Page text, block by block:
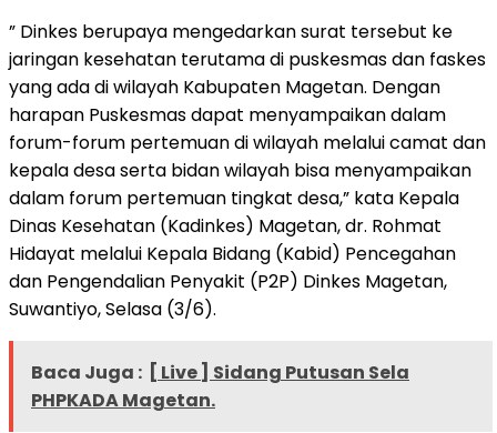
” Dinkes berupaya mengedarkan surat tersebut ke
jaringan kesehatan terutama di puskesmas dan faskes
yang ada di wilayah Kabupaten Magetan. Dengan
harapan Puskesmas dapat menyampaikan dalam
forum-forum pertemuan di wilayah melalui camat dan
kepala desa serta bidan wilayah bisa menyampaikan
dalam forum pertemuan tingkat desa,” kata Kepala
Dinas Kesehatan (Kadinkes) Magetan, dr. Rohmat
Hidayat melalui Kepala Bidang (Kabid) Pencegahan
dan Pengendalian Penyakit (P2P) Dinkes Magetan,
Suwantiyo, Selasa (3/6).
Baca Juga : [ Live ] Sidang Putusan Sela
PHPKADA Magetan.